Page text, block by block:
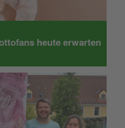
heute erwarten